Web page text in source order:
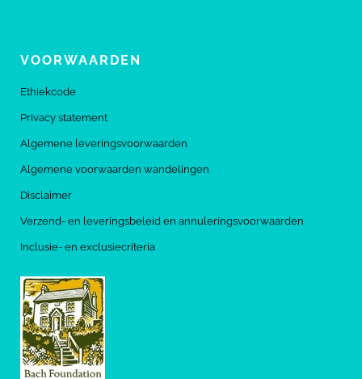
VOORWAARDEN
Ethiekcode
Privacy statement
Algemene leveringsvoorwaarden
Algemene voorwaarden wandelingen
Disclaimer
Verzend- en leveringsbeleid en annuleringsvoorwaarden
Inclusie- en exclusiecriteria